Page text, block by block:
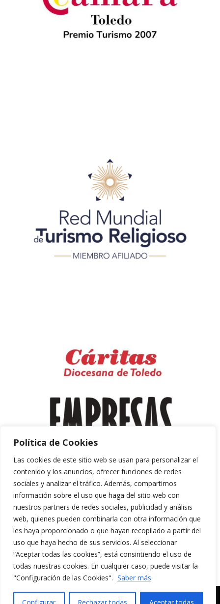
Política de Cookies
Las cookies de este sitio web se usan para personalizar el
contenido y los anuncios, ofrecer funciones de redes
sociales y analizar el tráfico. Además, compartimos
información sobre el uso que haga del sitio web con
nuestros partners de redes sociales, publicidad y análisis
web, quienes pueden combinarla con otra información que
les haya proporcionado o que hayan recopilado a partir del
uso que haya hecho de sus servicios. Al seleccionar
“Aceptar todas las cookies”, está consintiendo el uso de
todas nuestras cookies. En cualquier caso, puede visitar la
"Configuración de las Cookies". Saber más
Aviso Legal y Política de Privacidad
Política de Cookies
MERAKI CULTURA AUDIOVISUAL. Todos los